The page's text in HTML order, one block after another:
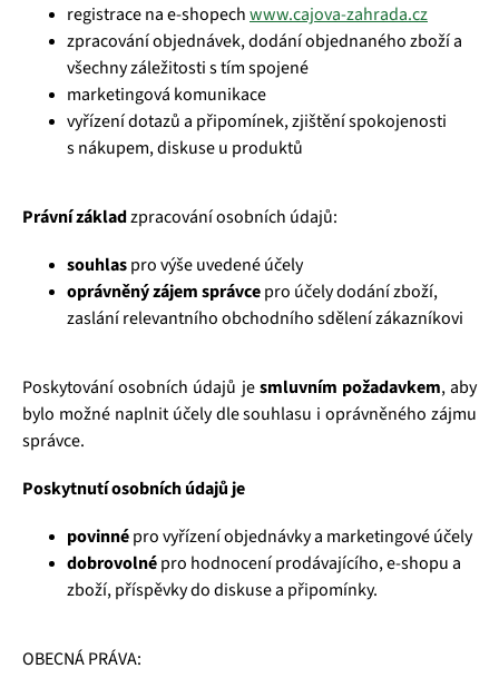
registrace na e-shopechwww.cajova-zahrada.cz
zpracování objednávek, dodání objednaného zboží a
všechny záležitosti s tím spojené
marketingová komunikace
vyřízení dotazů a připomínek, zjištění spokojenosti
s nákupem, diskuse u produktů
Právní základzpracování osobních údajů:
souhlaspro výše uvedené účely
oprávněný zájem správcepro účely dodání zboží,
zaslání relevantního obchodního sdělení zákazníkovi
Poskytování osobních údajů jesmluvním požadavkem, aby
bylo možné naplnit účely dle souhlasu i oprávněného zájmu
správce.
Poskytnutí osobních údajů je
povinnépro vyřízení objednávky a marketingové účely
dobrovolnépro hodnocení prodávajícího, e-shopu a
zboží, příspěvky do diskuse a připomínky.
OBECNÁ PRÁVA: